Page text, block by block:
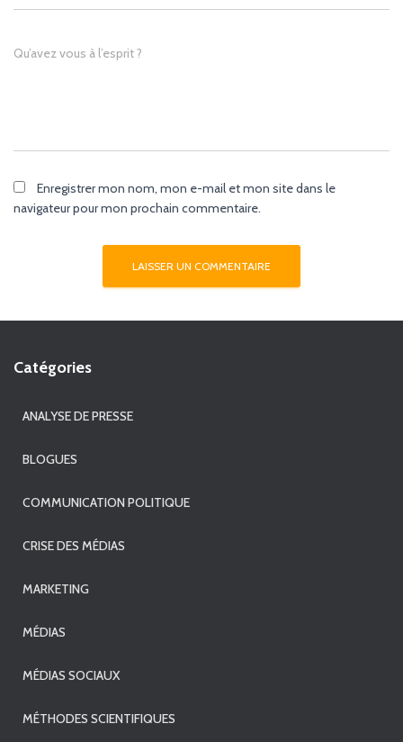
Qu’avez vous à l’esprit ?
Enregistrer mon nom, mon e-mail et mon site dans le
navigateur pour mon prochain commentaire.
Catégories
ANALYSE DE PRESSE
BLOGUES
COMMUNICATION POLITIQUE
CRISE DES MÉDIAS
MARKETING
MÉDIAS
MÉDIAS SOCIAUX
MÉTHODES SCIENTIFIQUES